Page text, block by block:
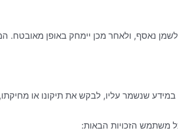
נאסף, ולאחר מכן יימחק באופן
שנשמר עליו, לבקש את תיקונו או